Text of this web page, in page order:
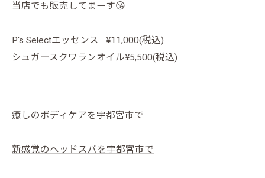
当店でも販売してまーす😘
P's Selectエッセンス ¥11,000(税込)
シュガースクワランオイル¥5,500(税込)
癒しのボディケアを宇都宮市で
新感覚のヘッドスパを宇都宮市で